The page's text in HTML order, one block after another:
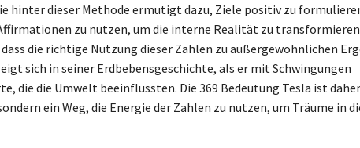
hinter dieser Methode ermutigt dazu, Ziele positiv zu
zu nutzen, um die interne Realität zu
die richtige Nutzung dieser Zahlen zu außergewöhnlichen
sich in seiner Erdbebensgeschichte, als er mit Schwingungen
die die Umwelt beeinflussten. Die 369 Bedeutung Tesla ist
ein Weg, die Energie der Zahlen zu nutzen, um Träume in